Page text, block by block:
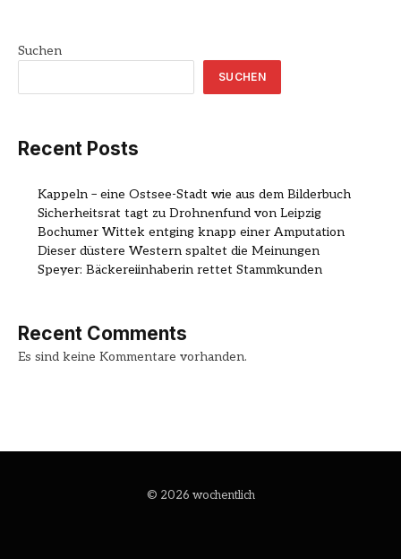
Suchen
SUCHEN
Recent Posts
Kappeln – eine Ostsee-Stadt wie aus dem Bilderbuch
Sicherheitsrat tagt zu Drohnenfund von Leipzig
Bochumer Wittek entging knapp einer Amputation
Dieser düstere Western spaltet die Meinungen
Speyer: Bäckereiinhaberin rettet Stammkunden
Recent Comments
Es sind keine Kommentare vorhanden.
© 2026 wochentlich